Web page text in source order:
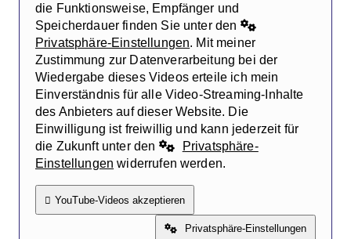
die Funktionsweise, Empfänger und
Speicherdauer finden Sie unter den
Privatsphäre-Einstellungen. Mit meiner
Zustimmung zur Datenverarbeitung bei der
Wiedergabe dieses Videos erteile ich mein
Einverständnis für alle Video-Streaming-Inhalte
des Anbieters auf dieser Website. Die
Einwilligung ist freiwillig und kann jederzeit für
die Zukunft unter den
Privatsphäre-
Einstellungen widerrufen werden.
YouTube-Videos akzeptieren
Privatsphäre-Einstellungen